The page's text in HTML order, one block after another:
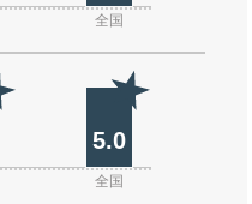
全国
5.0
全国